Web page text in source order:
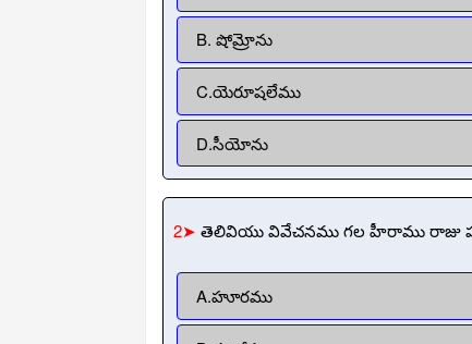
B. షోమ్రోను
C.యెరూషలేము
D.సీయోను
2➤ తెలివియు వివేచనము గల హీరాము రాజు
A.హూరము